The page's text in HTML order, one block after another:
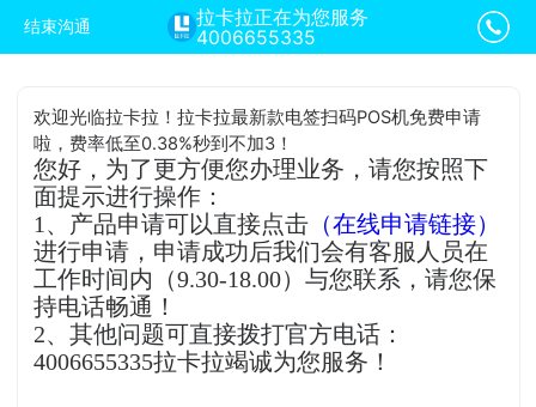
结束沟通
拉卡拉正在为您服务
4006655335
欢迎光临拉卡拉！拉卡拉最新款电签扫码POS机免费申请
啦，费率低至0.38%秒到不加3！
您好，为了更方便您办理业务，请您按照下
面提示进行操作：
1、产品申请可以直接点击 （在线申请链接）
进行申请，申请成功后我们会有客服人员在
工作时间内（9.30-18.00）与您联系，请您保
持电话畅通！
2、其他问题可直接拨打官方电话：
4006655335拉卡拉竭诚为您服务！